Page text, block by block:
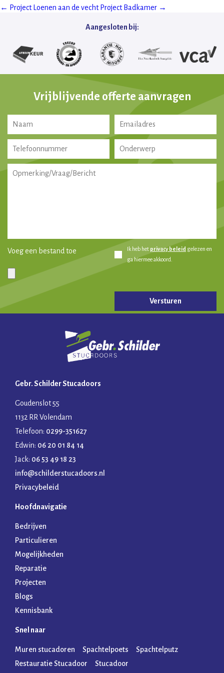
Post
← Project Loenen aan de vecht Project Badkamer →
Aangesloten bij:
Vrijblijvende offerte aanvragen
Voeg een bestand toe Ik heb het privacy beleid gelezen en
ga hiermee akkoord.
Gelieve dit veld leeg te laten.
Gebr. Schilder Stucadoors
Goudenslot 55
1132 RR Volendam
Telefoon: 0299-351627
Edwin: 06 20 01 84 14
Jack: 06 53 49 18 23
info@schilderstucadoors.nl
Privacybeleid
Hoofdnavigatie
Bedrijven
Particulieren
Mogelijkheden
Reparatie
Projecten
Blogs
Kennisbank
Snel naar
Muren stucadoren Spachtelpoets
Spachtelputz
Restauratie Stucadoor
Stucadoor